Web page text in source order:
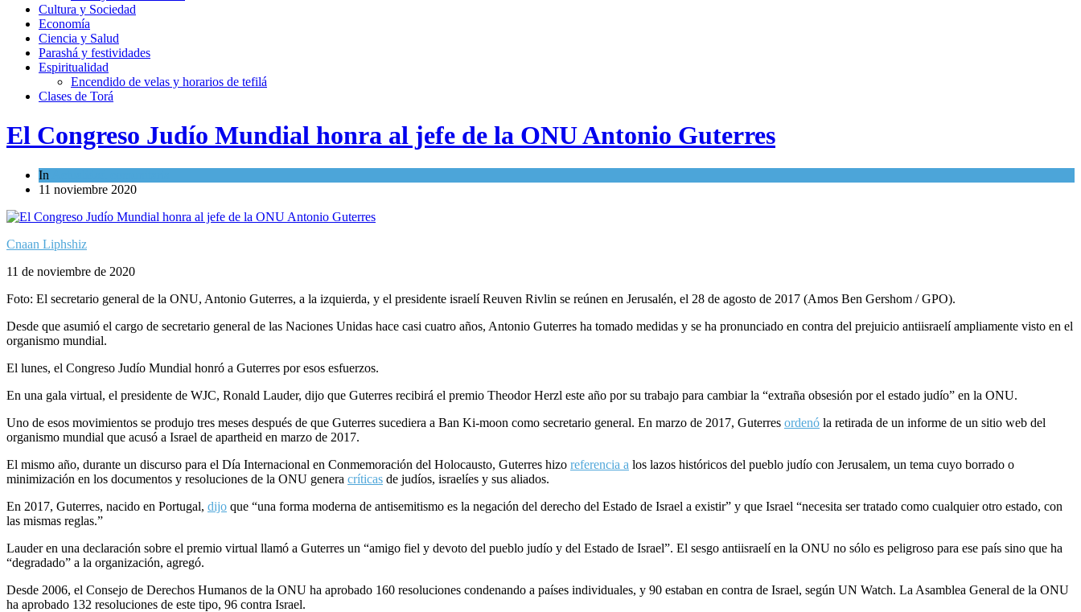
Cultura y Sociedad
Economía
Ciencia y Salud
Parashá y festividades
Espiritualidad
Encendido de velas y horarios de tefilá
Clases de Torá
El Congreso Judío Mundial honra al jefe de la ONU Antonio Guterres
In
11 noviembre 2020
Cnaan Liphshiz
11 de noviembre de 2020
Foto: El secretario general de la ONU, Antonio Guterres, a la izquierda, y el presidente israelí Reuven Rivlin se reúnen en Jerusalén, el 28 de agosto de 2017 (Amos Ben Gershom / GPO).
Desde que asumió el cargo de secretario general de las Naciones Unidas hace casi cuatro años, Antonio Guterres ha tomado medidas y se ha pronunciado en contra del prejuicio antiisraelí ampliamente visto en el
organismo mundial.
El lunes, el Congreso Judío Mundial honró a Guterres por esos esfuerzos.
En una gala virtual, el presidente de WJC, Ronald Lauder, dijo que Guterres recibirá el premio Theodor Herzl este año por su trabajo para cambiar la “extraña obsesión por el estado judío” en la ONU.
Uno de esos movimientos se produjo tres meses después de que Guterres sucediera a Ban Ki-moon como secretario general. En marzo de 2017, Guterres ordenó la retirada de un informe de un sitio web del
organismo mundial que acusó a Israel de apartheid en marzo de 2017.
El mismo año, durante un discurso para el Día Internacional en Conmemoración del Holocausto, Guterres hizo referencia a los lazos históricos del pueblo judío con Jerusalem, un tema cuyo borrado o
minimización en los documentos y resoluciones de la ONU genera críticas de judíos, israelíes y sus aliados.
En 2017, Guterres, nacido en Portugal, dijo que “una forma moderna de antisemitismo es la negación del derecho del Estado de Israel a existir” y que Israel “necesita ser tratado como cualquier otro estado, con
las mismas reglas.”
Lauder en una declaración sobre el premio virtual llamó a Guterres un “amigo fiel y devoto del pueblo judío y del Estado de Israel”. El sesgo antiisraelí en la ONU no sólo es peligroso para ese país sino que ha
“degradado” a la organización, agregó.
Desde 2006, el Consejo de Derechos Humanos de la ONU ha aprobado 160 resoluciones condenando a países individuales, y 90 estaban en contra de Israel, según UN Watch. La Asamblea General de la ONU
ha aprobado 132 resoluciones de este tipo, 96 contra Israel.